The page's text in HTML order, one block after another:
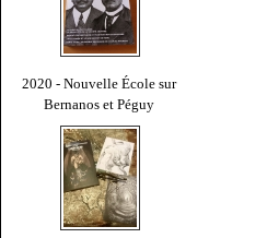
2020 - Nouvelle École sur
Bernanos et Péguy